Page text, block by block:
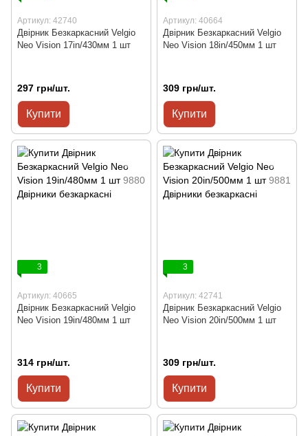
Артикул: 42740
Двірник Безкаркасний Velgio
Neo Vision 17in/430мм 1 шт
297 грн/шт.
Купити
Артикул: 40664
Двірник Безкаркасний Velgio
Neo Vision 18in/450мм 1 шт
309 грн/шт.
Купити
3
Артикул: 40665
Двірник Безкаркасний Velgio
Neo Vision 19in/480мм 1 шт
314 грн/шт.
Купити
3
Артикул: 42741
Двірник Безкаркасний Velgio
Neo Vision 20in/500мм 1 шт
309 грн/шт.
Купити